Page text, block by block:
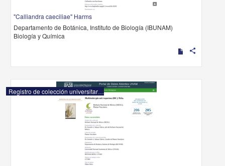
"Calliandra caeciliae" Harms
Departamento de Botánica, Instituto de Biología (IBUNAM)
Biología y Química
share
Registro de colección universitaria